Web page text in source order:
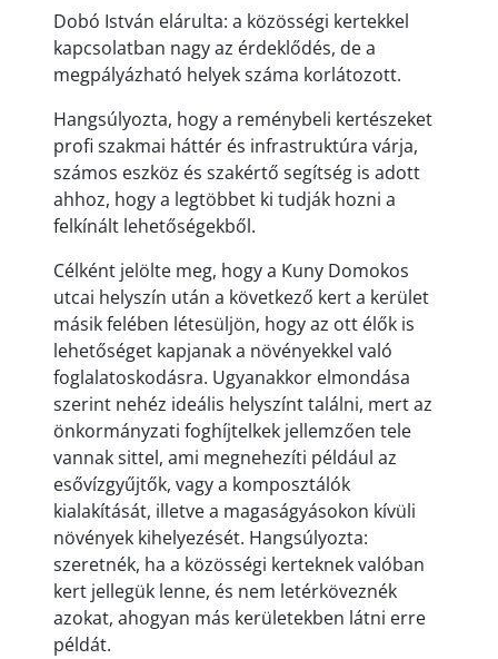
Dobó István elárulta: a közösségi kertekkel
kapcsolatban nagy az érdeklődés, de a
megpályázható helyek száma korlátozott.
Hangsúlyozta, hogy a reménybeli kertészeket
profi szakmai háttér és infrastruktúra várja,
számos eszköz és szakértő segítség is adott
ahhoz, hogy a legtöbbet ki tudják hozni a
felkínált lehetőségekből.
Célként jelölte meg, hogy a Kuny Domokos
utcai helyszín után a következő kert a kerület
másik felében létesüljön, hogy az ott élők is
lehetőséget kapjanak a növényekkel való
foglalatoskodásra. Ugyanakkor elmondása
szerint nehéz ideális helyszínt találni, mert az
önkormányzati foghíjtelkek jellemzően tele
vannak sittel, ami megnehezíti például az
esővízgyűjtők, vagy a komposztálók
kialakítását, illetve a magaságyásokon kívüli
növények kihelyezését. Hangsúlyozta:
szeretnék, ha a közösségi kerteknek valóban
kert jellegük lenne, és nem letérköveznék
azokat, ahogyan más kerületekben látni erre
példát.